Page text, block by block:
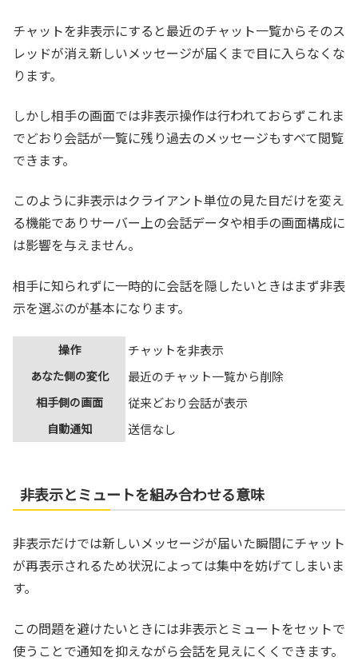
チャットを非表示にすると最近のチャット一覧からそのス
レッドが消え新しいメッセージが届くまで目に入らなくな
ります。
しかし相手の画面では非表示操作は行われておらずこれま
でどおり会話が一覧に残り過去のメッセージもすべて閲覧
できます。
このように非表示はクライアント単位の見た目だけを変え
る機能でありサーバー上の会話データや相手の画面構成に
は影響を与えません。
相手に知られずに一時的に会話を隠したいときはまず非表
示を選ぶのが基本になります。
操作 チャットを非表示
あなた側の変化 最近のチャット一覧から削除
相手側の画面 従来どおり会話が表示
自動通知 送信なし
非表示とミュートを組み合わせる意味
非表示だけでは新しいメッセージが届いた瞬間にチャット
が再表示されるため状況によっては集中を妨げてしまいま
す。
この問題を避けたいときには非表示とミュートをセットで
使うことで通知を抑えながら会話を見えにくくできます。